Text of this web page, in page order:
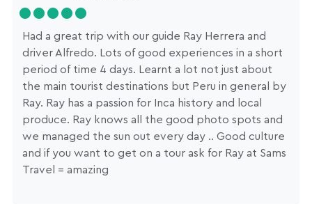
Had a great trip with our guide Ray Herrera and
driver Alfredo. Lots of good experiences in a short
period of time 4 days. Learnt a lot not just about
the main tourist destinations but Peru in general by
Ray. Ray has a passion for Inca history and local
produce. Ray knows all the good photo spots and
we managed the sun out every day .. Good culture
and if you want to get on a tour ask for Ray at Sams
Travel = amazing